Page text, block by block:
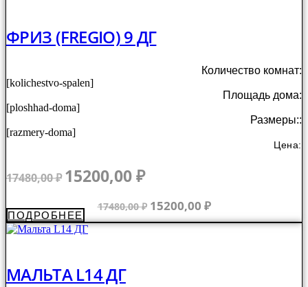
ФРИЗ (FREGIO) 9 ДГ
Количество комнат:
[kolichestvo-spalen]
Площадь дома:
[ploshhad-doma]
Размеры::
[razmery-doma]
Цена:
17480,00₽ Первоначальная
цена
составляла
17480,00 ₽.
15200,00₽Текущая
15200,00 ₽.
17480,00₽ Первоначальная
цена
составляла
15200,00 ₽Текущая
цена:
15200,00 ₽.
ПОДРОБНЕЕ
МАЛЬТА L14 ДГ